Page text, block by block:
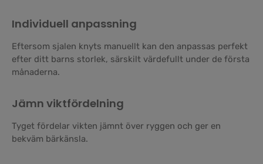
Individuell anpassning
Eftersom sjalen knyts manuellt kan den anpassas perfekt
efter ditt barns storlek, särskilt värdefullt under de första
månaderna.
Jämn viktfördelning
Tyget fördelar vikten jämnt över ryggen och ger en
bekväm bärkänsla.